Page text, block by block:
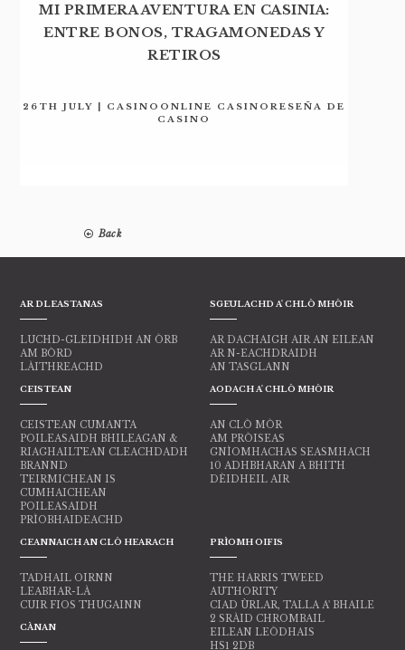
MI PRIMERA AVENTURA EN CASINIA:
ENTRE BONOS, TRAGAMONEDAS Y
RETIROS
26TH JULY | CASINOONLINE CASINORESEÑA DE
CASINO
Back
AR DLEASTANAS
LUCHD-GLEIDHIDH AN ÒRB
AM BÒRD
LÀITHREACHD
CEISTEAN
CEISTEAN CUMANTA
POILEASAIDH BHILEAGAN &
RIAGHAILTEAN CLEACHDADH
BRANND
TEIRMICHEAN IS
CUMHAICHEAN
POILEASAIDH
PRÌOBHAIDEACHD
SGEULACHD A' CHLÒ MHÒIR
AR DACHAIGH AIR AN EILEAN
AR N-EACHDRAIDH
AN TASGLANN
AODACH A' CHLÒ MHÒIR
AN CLÒ MÒR
AM PRÒISEAS
GNÌOMHACHAS SEASMHACH
10 ADHBHARAN A BHITH
DÈIDHEIL AIR
CEANNAICH AN CLÒ HEARACH
TADHAIL OIRNN
LEABHAR-LÀ
CUIR FIOS THUGAINN
CÀNAN
PRÌOMH OIFIS
THE HARRIS TWEED
AUTHORITY
CIAD ÙRLAR, TALLA A' BHAILE
2 SRÀID CHROMBAIL
EILEAN LEÒDHAIS
HS1 2DB